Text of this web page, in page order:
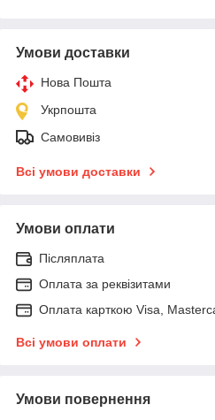
Умови доставки
Нова Пошта
Укрпошта
Самовивіз
Всі умови доставки
Умови оплати
Післяплата
Оплата за реквізитами
Оплата карткою Visa,
Всі умови оплати
Умови повернення